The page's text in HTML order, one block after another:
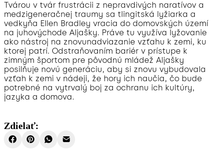
Tvárou v tvár frustrácii z nepravdivých naratívov a
medzigeneračnej traumy sa tlingitská lyžiarka a
vedkyňa Ellen Bradley vracia do domovských území
na juhovýchode Aljašky. Práve tu využíva lyžovanie
ako nástroj na znovunadviazanie vzťahu k zemi, ku
ktorej patrí. Odstraňovaním bariér v prístupe k
zimným športom pre pôvodnú mládež Aljašky
posilňuje novú generáciu, aby si znovu vybudovala
vzťah k zemi v nádeji, že hory ich naučia, čo bude
potrebné na vytrvalý boj za ochranu ich kultúry,
jazyka a domova.
Zdielať: